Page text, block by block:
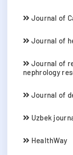
Journal of
Journal of
Journal of
nephrology
Journal of
Uzbek
HealthWay